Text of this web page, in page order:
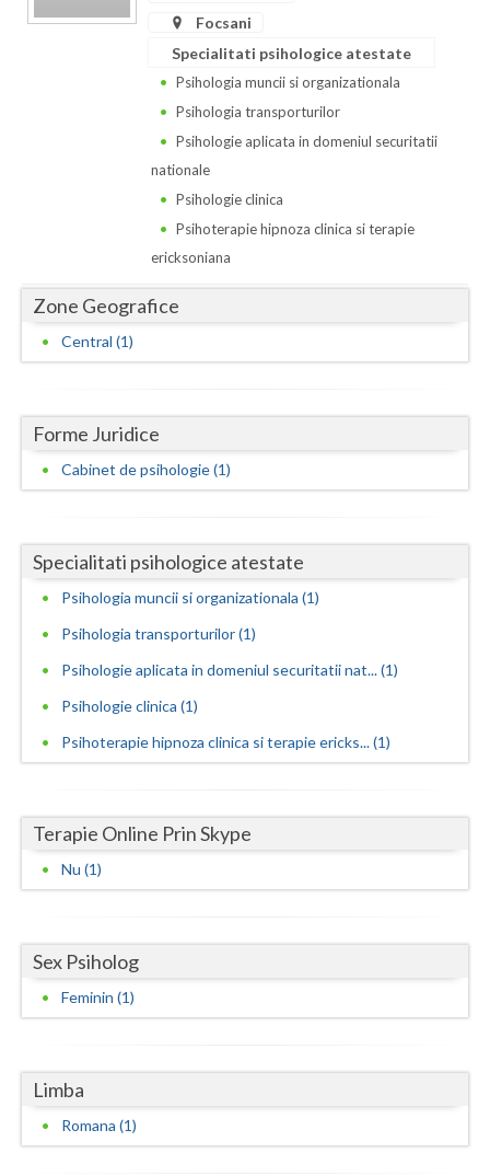
Gorj
Harghita
Ialomita
Maramures
Neamt
Olt
Salaj
Satu-Mare
Suceava
Teleorman
Tulcea
Valcea
Focsani
Specialitati psihologice atestate
Psihologia muncii si organizationala
Psihologia transporturilor
Psihologie aplicata in domeniul securitatii
nationale
Psihologie clinica
Psihoterapie hipnoza clinica si terapie
ericksoniana
Zone Geografice
Central (1)
Forme Juridice
Cabinet de psihologie (1)
Specialitati psihologice atestate
Psihologia muncii si organizationala (1)
Psihologia transporturilor (1)
Psihologie aplicata in domeniul securitatii nat... (1)
Psihologie clinica (1)
Psihoterapie hipnoza clinica si terapie ericks... (1)
Terapie Online Prin Skype
Nu (1)
Sex Psiholog
Feminin (1)
Limba
Romana (1)